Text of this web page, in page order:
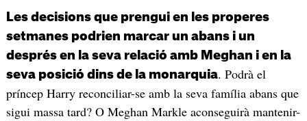
Les decisions que prengui en les properes
setmanes podrien marcar un abans i un
després en la seva relació amb Meghan i en la
seva posició dins de la monarquia. Podrà el
príncep Harry reconciliar-se amb la seva família abans que
sigui massa tard? O Meghan Markle aconseguirà mantenir-